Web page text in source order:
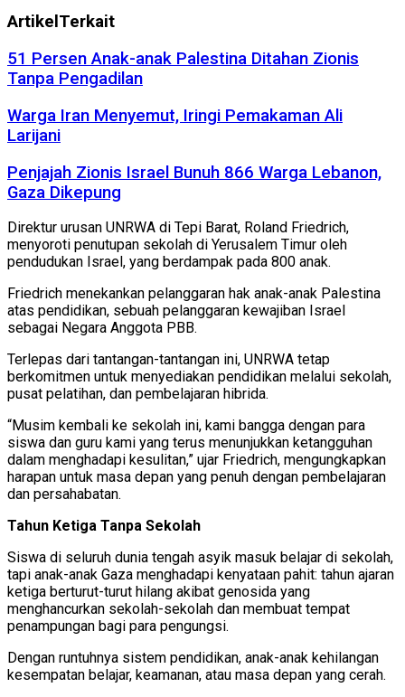
Artikel Terkait
51 Persen Anak-anak Palestina Ditahan Zionis
Tanpa Pengadilan
Warga Iran Menyemut, Iringi Pemakaman Ali
Larijani
Penjajah Zionis Israel Bunuh 866 Warga Lebanon,
Gaza Dikepung
Direktur urusan UNRWA di Tepi Barat, Roland Friedrich,
menyoroti penutupan sekolah di Yerusalem Timur oleh
pendudukan Israel, yang berdampak pada 800 anak.
Friedrich menekankan pelanggaran hak anak-anak Palestina
atas pendidikan, sebuah pelanggaran kewajiban Israel
sebagai Negara Anggota PBB.
Terlepas dari tantangan-tantangan ini, UNRWA tetap
berkomitmen untuk menyediakan pendidikan melalui sekolah,
pusat pelatihan, dan pembelajaran hibrida.
“Musim kembali ke sekolah ini, kami bangga dengan para
siswa dan guru kami yang terus menunjukkan ketangguhan
dalam menghadapi kesulitan,” ujar Friedrich, mengungkapkan
harapan untuk masa depan yang penuh dengan pembelajaran
dan persahabatan.
Tahun Ketiga Tanpa Sekolah
Siswa di seluruh dunia tengah asyik masuk belajar di sekolah,
tapi anak-anak Gaza menghadapi kenyataan pahit: tahun ajaran
ketiga berturut-turut hilang akibat genosida yang
menghancurkan sekolah-sekolah dan membuat tempat
penampungan bagi para pengungsi.
Dengan runtuhnya sistem pendidikan, anak-anak kehilangan
kesempatan belajar, keamanan, atau masa depan yang cerah.